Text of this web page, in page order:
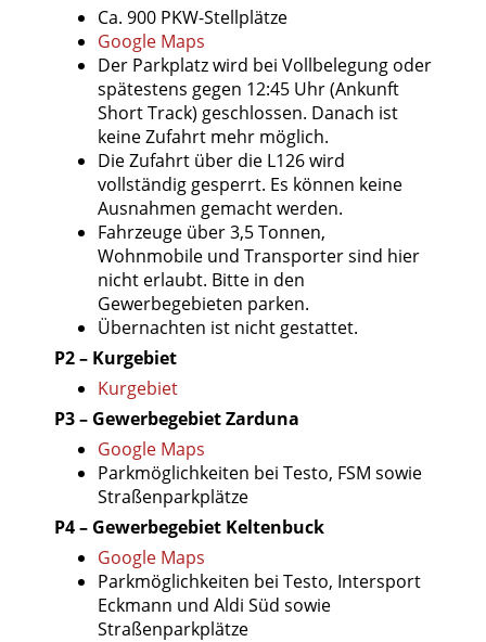
Ca. 900 PKW-Stellplätze
Google Maps
Der Parkplatz wird bei Vollbelegung oder
spätestens gegen 12:45 Uhr (Ankunft
Short Track) geschlossen. Danach ist
keine Zufahrt mehr möglich.
Die Zufahrt über die L126 wird
vollständig gesperrt. Es können keine
Ausnahmen gemacht werden.
Fahrzeuge über 3,5 Tonnen,
Wohnmobile und Transporter sind hier
nicht erlaubt. Bitte in den
Gewerbegebieten parken.
Übernachten ist nicht gestattet.
P2 – Kurgebiet
Kurgebiet
P3 – Gewerbegebiet Zarduna
Google Maps
Parkmöglichkeiten bei Testo, FSM sowie
Straßenparkplätze
P4 – Gewerbegebiet Keltenbuck
Google Maps
Parkmöglichkeiten bei Testo, Intersport
Eckmann und Aldi Süd sowie
Straßenparkplätze